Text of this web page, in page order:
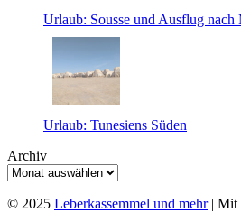
Urlaub: Sousse und Ausflug nach
Urlaub: Tunesiens Süden
Archiv
© 2025 Leberkassemmel und mehr| Mit